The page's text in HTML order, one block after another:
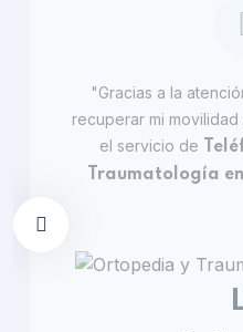
"Gracias a la
recuperar mi
el servicio de
Traumatología